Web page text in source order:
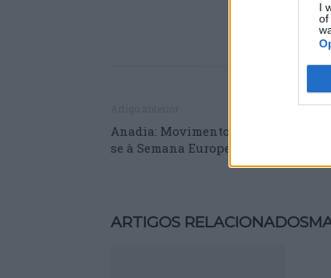
I
of
Anadia: Movimento Sénior é Vida
se à Semana Europeia do Desporto
ARTIGOS RELACIONADOS